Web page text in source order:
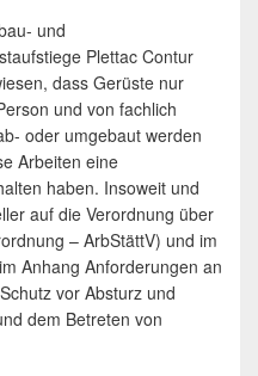
und
Plettac Contur
dass Gerüste nur
und von fachlich
oder umgebaut werden
Arbeiten eine
haben. Insoweit und
auf die Verordnung über
– ArbStättV) und im
Anhang Anforderungen an
vor Absturz und
dem Betreten von